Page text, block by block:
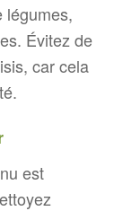
légumes,
Évitez de
car cela
est